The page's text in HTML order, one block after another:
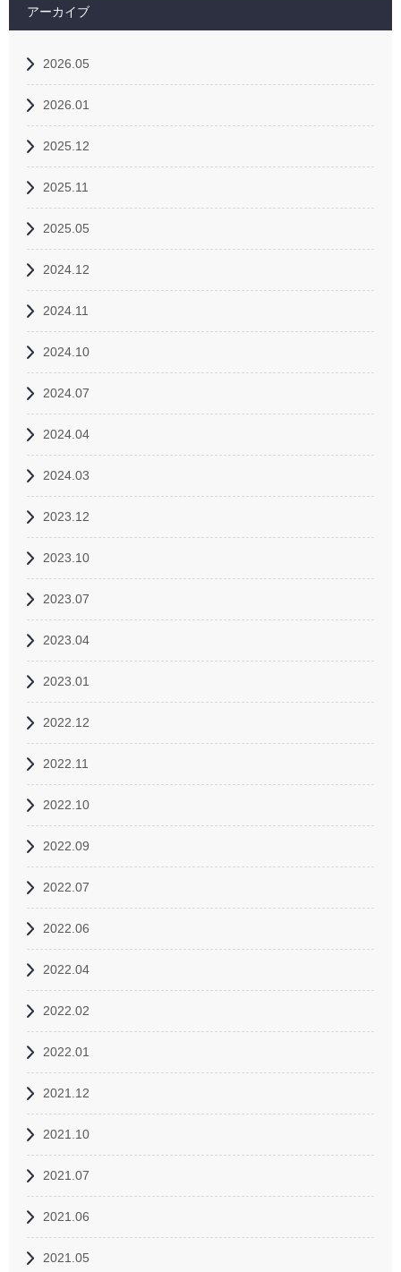
アーカイブ
2026.05
2026.01
2025.12
2025.11
2025.05
2024.12
2024.11
2024.10
2024.07
2024.04
2024.03
2023.12
2023.10
2023.07
2023.04
2023.01
2022.12
2022.11
2022.10
2022.09
2022.07
2022.06
2022.04
2022.02
2022.01
2021.12
2021.10
2021.07
2021.06
2021.05